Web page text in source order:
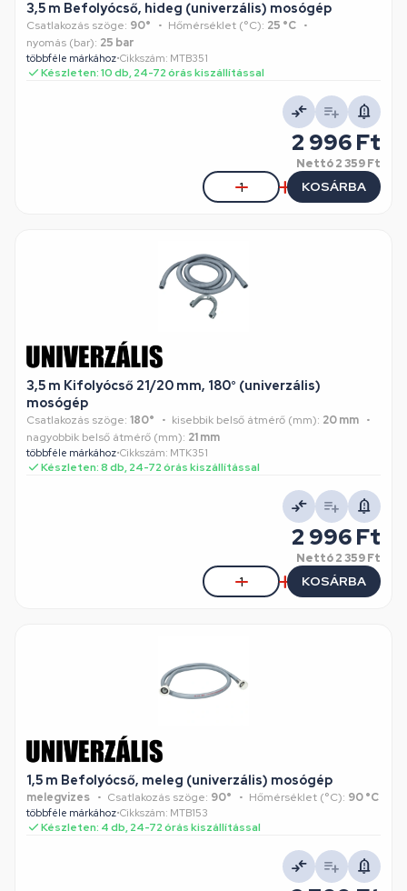
3,5 m Befolyócső, hideg (univerzális) mosógép
Csatlakozás szöge: 90° Hőmérséklet (°C): 25 °C
nyomás (bar): 25 bar
többféle márkához•Cikkszám: MTB351
Készleten: 10 db, 24-72 órás kiszállítással
2 996 Ft
Nettó2 359 Ft
KOSÁRBA
3,5 m Kifolyócső 21/20 mm, 180° (univerzális)
mosógép
Csatlakozás szöge: 180° kisebbik belső átmérő (mm): 20 mm
nagyobbik belső átmérő (mm): 21 mm
többféle márkához•Cikkszám: MTK351
Készleten: 8 db, 24-72 órás kiszállítással
2 996 Ft
Nettó2 359 Ft
KOSÁRBA
1,5 m Befolyócső, meleg (univerzális) mosógép
melegvizes Csatlakozás szöge: 90° Hőmérséklet (°C): 90 °C
többféle márkához•Cikkszám: MTB153
Készleten: 4 db, 24-72 órás kiszállítással